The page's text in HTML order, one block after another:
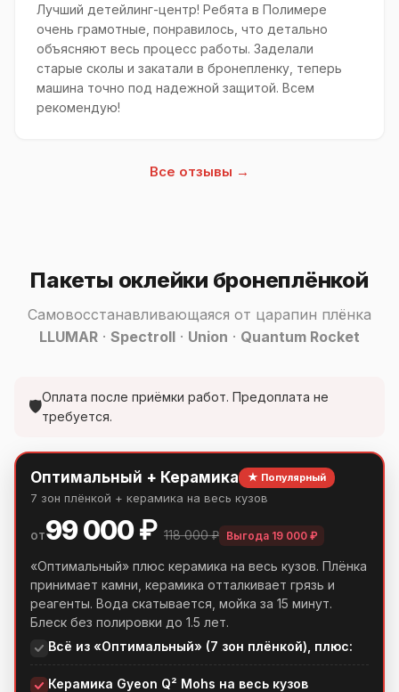
Лучший детейлинг-центр! Ребята в Полимере
очень грамотные, понравилось, что детально
объясняют весь процесс работы. Заделали
старые сколы и закатали в бронепленку, теперь
машина точно под надежной защитой. Всем
рекомендую!
Все отзывы →
Пакеты оклейки бронеплёнкой
Самовосстанавливающаяся от царапин плёнка
LLUMAR · Spectroll · Union · Quantum Rocket
🛡
Оплата после приёмки работ. Предоплата не
требуется.
Оптимальный + Керамика ★ Популярный
7 зон плёнкой + керамика на весь кузов
от99 000 ₽ 118 000 ₽ Выгода 19 000 ₽
«Оптимальный» плюс керамика на весь кузов. Плёнка
принимает камни, керамика отталкивает грязь и
реагенты. Вода скатывается, мойка за 15 минут.
Блеск без полировки до 1.5 лет.
Всё из «Оптимальный» (7 зон плёнкой), плюс:
Керамика Gyeon Q² Mohs на весь кузов